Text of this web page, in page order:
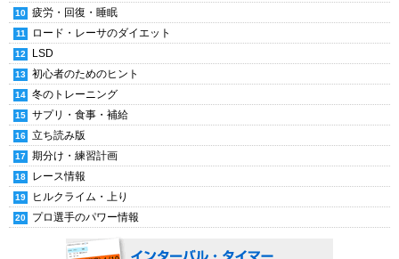
疲労・回復・睡眠
ロード・レーサのダイエット
LSD
初心者のためのヒント
冬のトレーニング
サプリ・食事・補給
立ち読み版
期分け・練習計画
レース情報
ヒルクライム・上り
プロ選手のパワー情報